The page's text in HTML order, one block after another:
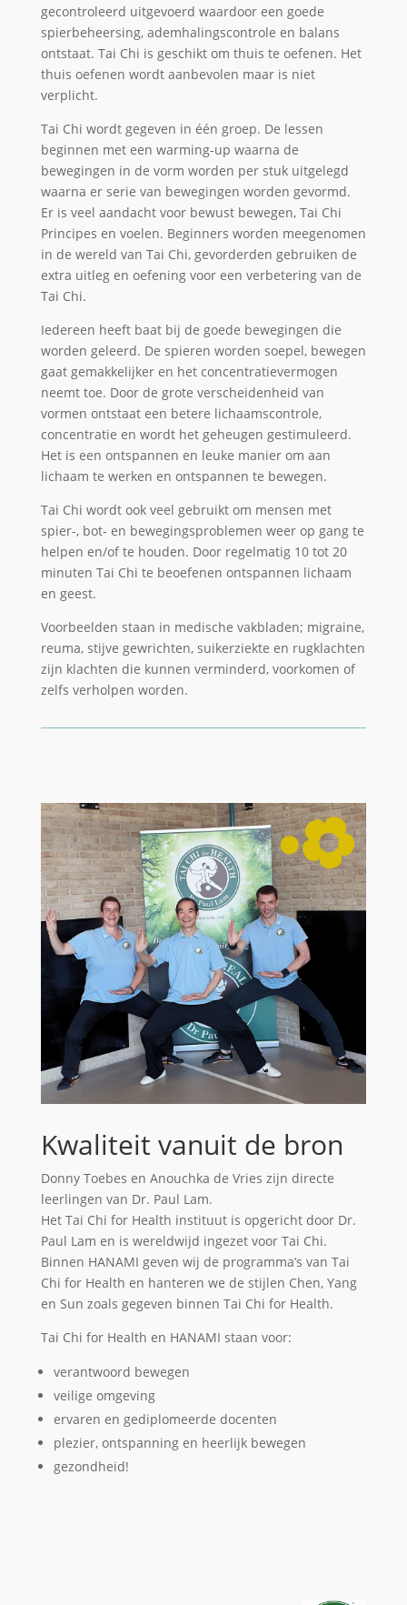
gecontroleerd uitgevoerd waardoor een goede
spierbeheersing, ademhalingscontrole en balans
ontstaat. Tai Chi is geschikt om thuis te oefenen. Het
thuis oefenen wordt aanbevolen maar is niet
verplicht.
Tai Chi wordt gegeven in één groep. De lessen
beginnen met een warming-up waarna de
bewegingen in de vorm worden per stuk uitgelegd
waarna er serie van bewegingen worden gevormd.
Er is veel aandacht voor bewust bewegen, Tai Chi
Principes en voelen. Beginners worden meegenomen
in de wereld van Tai Chi, gevorderden gebruiken de
extra uitleg en oefening voor een verbetering van de
Tai Chi.
Iedereen heeft baat bij de goede bewegingen die
worden geleerd. De spieren worden soepel, bewegen
gaat gemakkelijker en het concentratievermogen
neemt toe. Door de grote verscheidenheid van
vormen ontstaat een betere lichaamscontrole,
concentratie en wordt het geheugen gestimuleerd.
Het is een ontspannen en leuke manier om aan
lichaam te werken en ontspannen te bewegen.
Tai Chi wordt ook veel gebruikt om mensen met
spier-, bot- en bewegingsproblemen weer op gang te
helpen en/of te houden. Door regelmatig 10 tot 20
minuten Tai Chi te beoefenen ontspannen lichaam
en geest.
Voorbeelden staan in medische vakbladen; migraine,
reuma, stijve gewrichten, suikerziekte en rugklachten
zijn klachten die kunnen verminderd, voorkomen of
zelfs verholpen worden.
Kwaliteit vanuit de bron
Donny Toebes en Anouchka de Vries zijn directe
leerlingen van Dr. Paul Lam.
Het Tai Chi for Health instituut is opgericht door Dr.
Paul Lam en is wereldwijd ingezet voor Tai Chi.
Binnen HANAMI geven wij de programma’s van Tai
Chi for Health en hanteren we de stijlen Chen, Yang
en Sun zoals gegeven binnen Tai Chi for Health.
Tai Chi for Health en HANAMI staan voor:
verantwoord bewegen
veilige omgeving
ervaren en gediplomeerde docenten
plezier, ontspanning en heerlijk bewegen
gezondheid!